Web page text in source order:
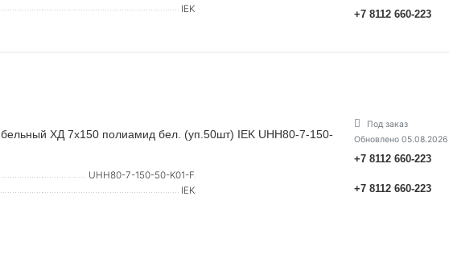
IEK +7 8112 660-223
ХД 7х150 полиамид бел. (уп.50шт) IEK UHH80-7-150-
UHH80-7-150-50-K01-F
IEK
Под заказ
Обновлено 05.08.2026
+7 8112 660-223
+7 8112 660-223